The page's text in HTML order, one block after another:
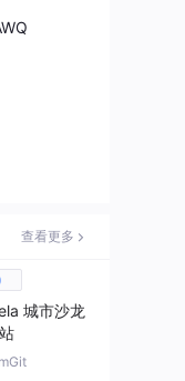
查看更多
城市沙龙